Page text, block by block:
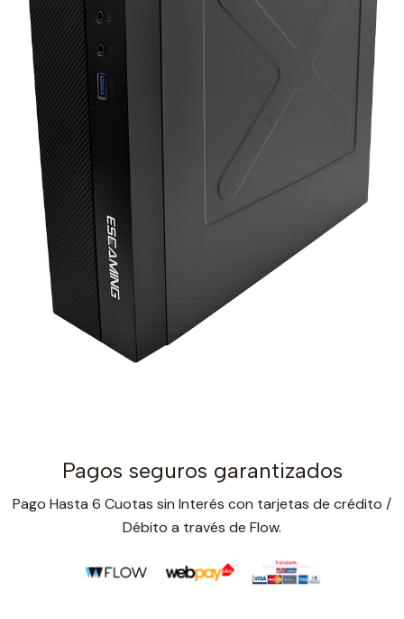
Pagos seguros garantizados
Pago Hasta 6 Cuotas sin Interés con tarjetas de crédito /
Débito a través de Flow.